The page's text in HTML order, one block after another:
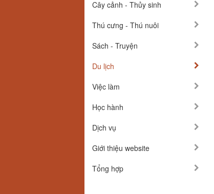
Cây cảnh - Thủy sinh
Thú cưng - Thú nuôi
Sách - Truyện
Du lịch
Việc làm
Học hành
Dịch vụ
Giới thiệu website
Tổng hợp